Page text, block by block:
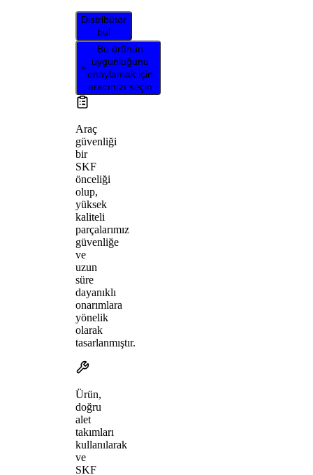
Distribütör
bul
Bu ürünün
uygunluğunu
onaylamak için
aracınızı seçin
Araç
güvenliği
bir
SKF
önceliği
olup,
yüksek
kaliteli
parçalarımız
güvenliğe
ve
uzun
süre
dayanıklı
onarımlara
yönelik
olarak
tasarlanmıştır.
Ürün,
doğru
alet
takımları
kullanılarak
ve
SKF